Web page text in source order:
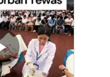
Memutarkan